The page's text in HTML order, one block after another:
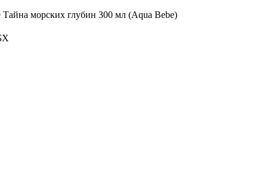
морских глубин 300 мл (Aqua Bebe)